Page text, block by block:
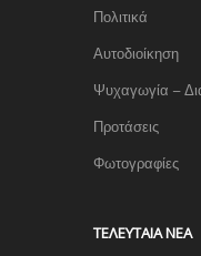
Πολιτικά
Αυτοδιοίκηση
Ψυχαγωγία –
Προτάσεις
Φωτογραφίες
TΕΛΕΥΤΑΊΑ ΝΈΑ